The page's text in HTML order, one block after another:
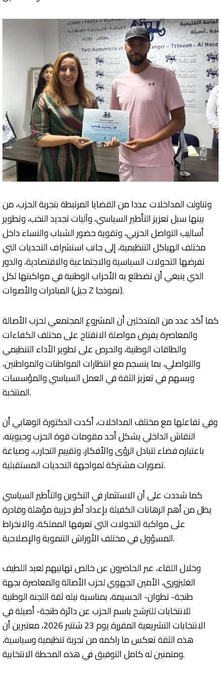
وتناولت المداخلات عددا من القضايا المرتبطة بتجربة الحزب، من
بينها سبل تعزيز التأطير السياسي، وآليات تجديد النخب، وتطوير
أساليب التواصل الحزبي، وتقوية حضور الشباب والنساء داخل
مختلف الهياكل التنظيمية، إلى جانب استشراف التحديات التي
تفرضها التحولات السياسية والاجتماعية والاقتصادية، والدور
الذي ينبغي أن تضطلع به الأحزاب الوطنية في مواكبتها لكل
المبادرات والأصوات (جيل Z نموذجا).
كما أكد عدد من المتدخلين أن المشروع المجتمعي لحزب الأصالة
والمعاصرة يفرض مواصلة الانفتاح على مختلف الكفاءات
والطاقات الوطنية، والحرص على تطوير الأداء التنظيمي
والتواصلي، بما ينسجم مع انتظارات المواطنات والمواطنين،
ويسهم في تعزيز الثقة في العمل السياسي والمؤسسات
المنتخبة.
وفي تفاعلها مع مختلف المداخلات، أكدت الدكتورة الوهابي أن
النقاش الداخلي يشكل أحد مقومات قوة الحزب وحيويته،
باعتباره فضاء لتبادل الرؤى والأفكار، وتقييم التجارب، وصياغة
تصورات مشتركة لمواجهة التحديات المستقبلية.
كما شددت على أن الاستثمار في التكوين والتأطير السياسي
يظل من أهم الرهانات الكفيلة بإعداد أطر حزبية مؤهلة وقادرة
على مواكبة التحولات التي تعرفها المملكة، والانخراط
المسؤول في مختلف الأوراش التنموية والإصلاحية.
وخلال اللقاء، عبر الحاضرون عن خالص تهانيهم لعبد اللطيف
الغلبزوري، الأمين الجهوي لحزب الأصالة والمعاصرة بجهة
طنجة- تطوان- الحسيمة، بمناسبة نيله ثقة اللجنة الوطنية
للانتخابات للترشح باسم الحزب عن دائرة طنجة- أصيلة في
الانتخابات التشريعية المقررة يوم 23 شتنبر 2026، معتبرين أن
هذه الثقة تعكس ما راكمه من تجربة تنظيمية وسياسية،
ومتمنين له كامل التوفيق في هذه المحطة الانتخابية.